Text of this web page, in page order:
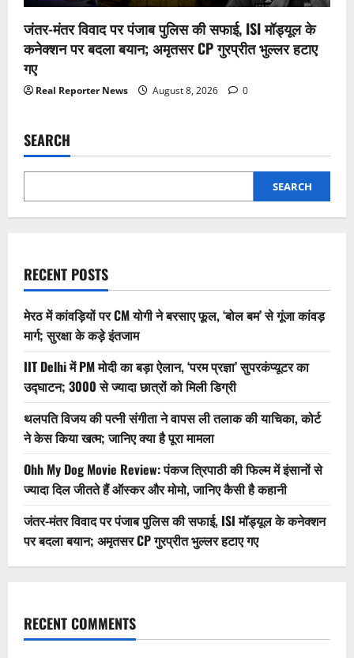
जंतर-मंतर विवाद पर पंजाब पुलिस की सफाई, ISI मॉड्यूल के
कनेक्शन पर बदला बयान; अमृतसर CP गुरप्रीत भुल्लर हटाए
गए
Real Reporter News August 8, 2026 0
SEARCH
SEARCH
RECENT POSTS
मेरठ में कांवड़ियों पर CM योगी ने बरसाए फूल, ‘बोल बम’ से गूंजा कांवड़
मार्ग; सुरक्षा के कड़े इंतजाम
IIT Delhi में PM मोदी का बड़ा ऐलान, ‘परम प्रज्ञा’ सुपरकंप्यूटर का
उद्घाटन; 3000 से ज्यादा छात्रों को मिली डिग्री
थलपति विजय की पत्नी संगीता ने वापस ली तलाक की याचिका, कोर्ट
ने केस किया खत्म; जानिए क्या है पूरा मामला
Ohh My Dog Movie Review: पंकज त्रिपाठी की फिल्म में इंसानों से
ज्यादा दिल जीतते हैं ऑस्कर और मोमो, जानिए कैसी है कहानी
जंतर-मंतर विवाद पर पंजाब पुलिस की सफाई, ISI मॉड्यूल के कनेक्शन
पर बदला बयान; अमृतसर CP गुरप्रीत भुल्लर हटाए गए
RECENT COMMENTS